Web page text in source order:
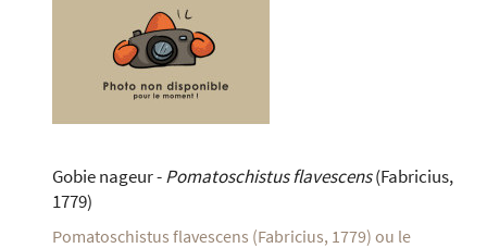
Gobie nageur -Pomatoschistus flavescens(Fabricius,
1779)
Pomatoschistus flavescens (Fabricius, 1779) ou le